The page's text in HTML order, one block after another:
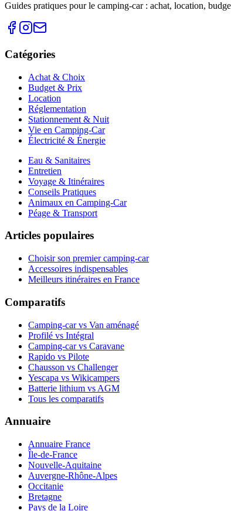
Guides pratiques pour le camping-car : achat, location,
Catégories
Achat & Choix
Budget & Prix
Location
Réglementation
Stationnement & Nuit
Vie en Camping-Car
Électricité & Énergie
Eau & Sanitaires
Entretien
Voyage & Itinéraires
Conseils Pratiques
Animaux en Camping-Car
Péage & Transport
Articles populaires
Choisir son premier camping-car
Accessoires indispensables
Meilleurs itinéraires en France
Comparatifs
Camping-car vs Van aménagé
Profilé vs Intégral
Camping-car vs Caravane
Rapido vs Pilote
Chausson vs Challenger
Yescapa vs Wikicampers
Batterie lithium vs AGM
Tous les comparatifs
Annuaire
Annuaire France
Île-de-France
Nouvelle-Aquitaine
Auvergne-Rhône-Alpes
Occitanie
Bretagne
Pays de la Loire